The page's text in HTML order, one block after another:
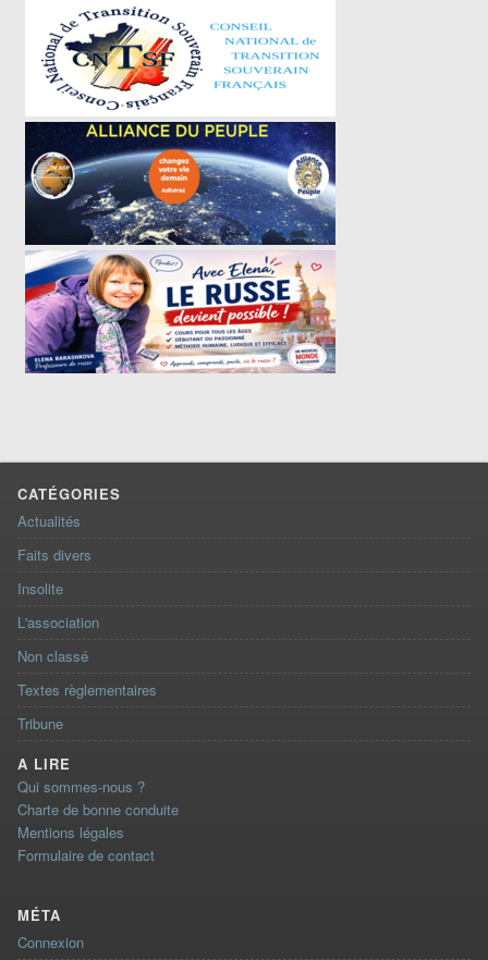
CATÉGORIES
Actualités
Faits divers
Insolite
L'association
Non classé
Textes règlementaires
Tribune
A LIRE
Qui sommes-nous ?
Charte de bonne conduite
Mentions légales
Formulaire de contact
MÉTA
Connexion